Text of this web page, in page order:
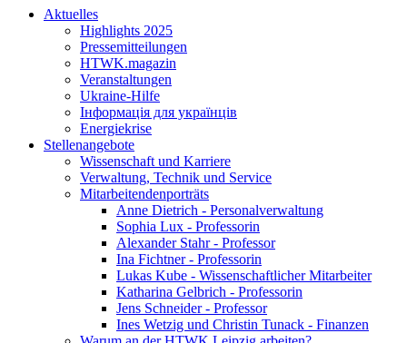
Aktuelles
Highlights 2025
Pressemitteilungen
HTWK.magazin
Veranstaltungen
Ukraine-Hilfe
Інформація для українців
Energiekrise
Stellenangebote
Wissenschaft und Karriere
Verwaltung, Technik und Service
Mitarbeitendenporträts
Anne Dietrich - Personalverwaltung
Sophia Lux - Professorin
Alexander Stahr - Professor
Ina Fichtner - Professorin
Lukas Kube - Wissenschaftlicher Mitarbeiter
Katharina Gelbrich - Professorin
Jens Schneider - Professor
Ines Wetzig und Christin Tunack - Finanzen